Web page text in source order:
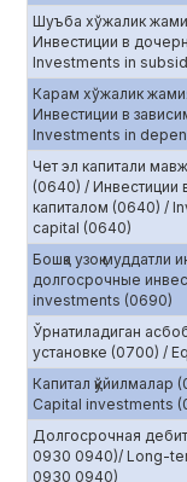
Шуъба хўжалик
Инвестиции в
Investments in
Карам хўжалик
Инвестиции в
Investments in
Чет эл капитали
(0640) / Инвестиции
капиталом (0640) /
capital (0640)
Бошқа узоқ
долгосрочные
investments (0690)
Ўрнатиладиган
установке (0700) /
Капитал
Capital investments
Долгосрочная
0930 0940)/ Long-
0930 0940)